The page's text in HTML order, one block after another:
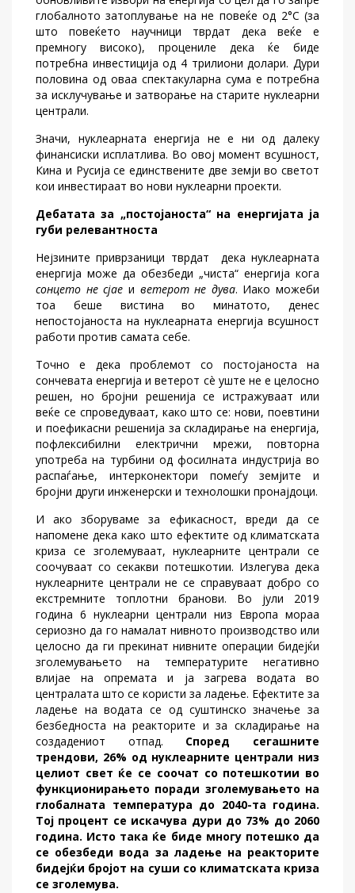
глобалното затоплување на не повеќе од 2°C (за
што повеќето научници тврдат дека веќе е
премногу високо), процениле дека ќе биде
потребна инвестиција од 4 трилиони долари. Дури
половина од оваа спектакуларна сума е потребна
за исклучување и затворање на старите нуклеарни
централи.
Значи, нуклеарната енергија не е ни од далеку
финансиски исплатлива. Во овој момент всушност,
Кина и Русија се единствените две земји во светот
кои инвестираат во нови нуклеарни проекти.
Дебатата за „постојаноста“ на енергијата ја
губи релевантноста
Нејзините приврзаници тврдат дека нуклеарната
енергија може да обезбеди „чиста“ енергија кога
сонцето не сјае и ветерот не дува. Иако можеби
тоа беше вистина во минатото, денес
непостојаноста на нуклеарната енергија всушност
работи против самата себе.
Точно е дека проблемот со постојаноста на
сончевата енергија и ветерот сè уште не е целосно
решен, но бројни решенија се истражуваат или
веќе се спроведуваат, како што се: нови, поевтини
и поефикасни решенија за складирање на енергија,
пофлексибилни електрични мрежи, повторна
употреба на турбини од фосилната индустрија во
распаѓање, интерконектори помеѓу земјите и
бројни други инженерски и технолошки пронајдоци.
И ако зборуваме за ефикасност, вреди да се
напомене дека како што ефектите од климатската
криза се зголемуваат, нуклеарните централи се
соочуваат со секакви потешкотии. Излегува дека
нуклеарните централи не се справуваат добро со
екстремните топлотни бранови. Во јули 2019
година 6 нуклеарни централи низ Европа мораа
сериозно да го намалат нивното производство или
целосно да ги прекинат нивните операции бидејќи
зголемувањето на температурите негативно
влијае на опремата и ја загрева водата во
централата што се користи за ладење. Ефектите за
ладење на водата се од суштинско значење за
безбедноста на реакторите и за складирање на
создадениот отпад. Според сегашните
трендови, 26% од нуклеарните централи низ
целиот свет ќе се соочат со потешкотии во
функционирањето поради зголемувањето на
глобалната температура до 2040-та година.
Тој процент се искачува дури до 73% до 2060
година. Исто така ќе биде многу потешко да
се обезбеди вода за ладење на реакторите
бидејќи бројот на суши со климатската криза
се зголемува.